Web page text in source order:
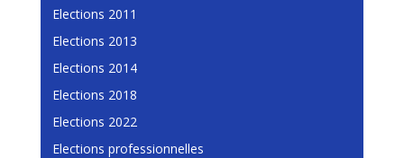
Elections 2011
Elections 2013
Elections 2014
Elections 2018
Elections 2022
Elections professionnelles